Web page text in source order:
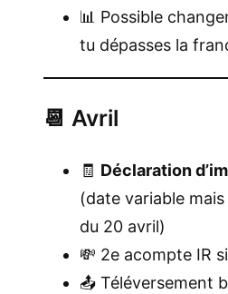
📊 Possible
tu dépasses la
📆 Avril
🧾 Déclaration
(date variable
du 20 avril)
💸 2e acompte IR
📤 Téléversement